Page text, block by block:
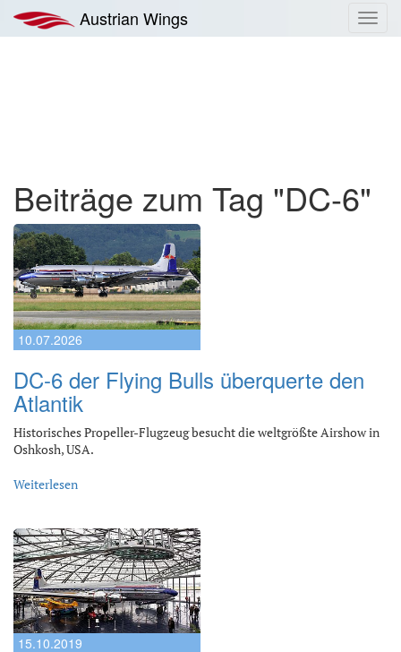
Inhalt
springen
Austrian Wings
Beiträge zum Tag "DC-6"
10.07.2026
DC-6 der Flying Bulls überquerte den
Atlantik
Historisches Propeller-Flugzeug besucht die weltgrößte Airshow in
Oshkosh, USA.
Weiterlesen
15.10.2019